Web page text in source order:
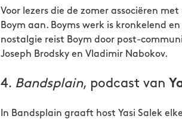
Voor lezers die de zomer associëren
Boym aan. Boyms werk is kronkelend
nostalgie reist Boym door post-
Joseph Brodsky en Vladimir Nabokov.
4. Bandsplain, podcast van
In Bandsplain graaft host Yasi Salek